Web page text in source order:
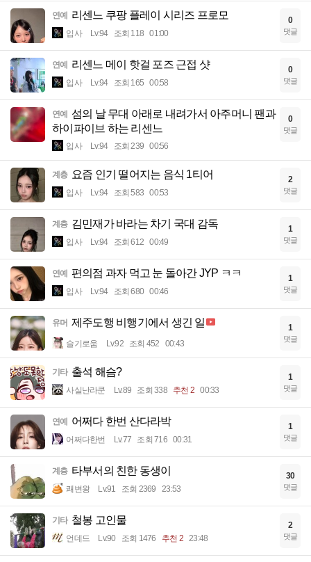
연예 리센느 쿠팡 플레이 시리즈 프로모
입사 Lv.94 조회 118 01:00
0
댓글
연예 리센느 메이 핫걸 포즈 근접 샷
입사 Lv.94 조회 165 00:58
0
댓글
연예 섬의 날 무대 아래로 내려가서 아주머니 팬과
하이파이브 하는 리센느
입사 Lv.94 조회 239 00:56
0
댓글
계층 요즘 인기 떨어지는 음식 1티어
입사 Lv.94 조회 583 00:53
2
댓글
계층 김민재가 바라는 차기 국대 감독
입사 Lv.94 조회 612 00:49
1
댓글
연예 편의점 과자 먹고 눈 돌아간 JYP ㅋㅋ
입사 Lv.94 조회 680 00:46
1
댓글
유머 제주도행 비행기에서 생긴 일
슬기로움 Lv.92 조회 452 00:43
1
댓글
기타 출석 해슴?
사실난라쿤 Lv.89 조회 338 추천 2 00:33
1
댓글
연예 어쩌다 한번 산다라박
어쩌다한번 Lv.77 조회 716 00:31
1
댓글
계층 타부서의 친한 동생이
쾌변왕 Lv.91 조회 2369 23:53
30
댓글
기타 철봉 고인물
언데드 Lv.90 조회 1476 추천 2 23:48
2
댓글